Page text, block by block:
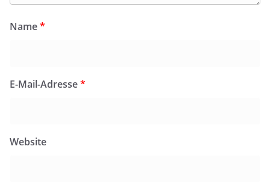
Name*
E-Mail-Adresse*
Website